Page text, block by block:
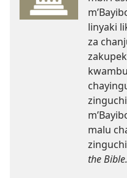
linyaki
za
malu
the Bible.